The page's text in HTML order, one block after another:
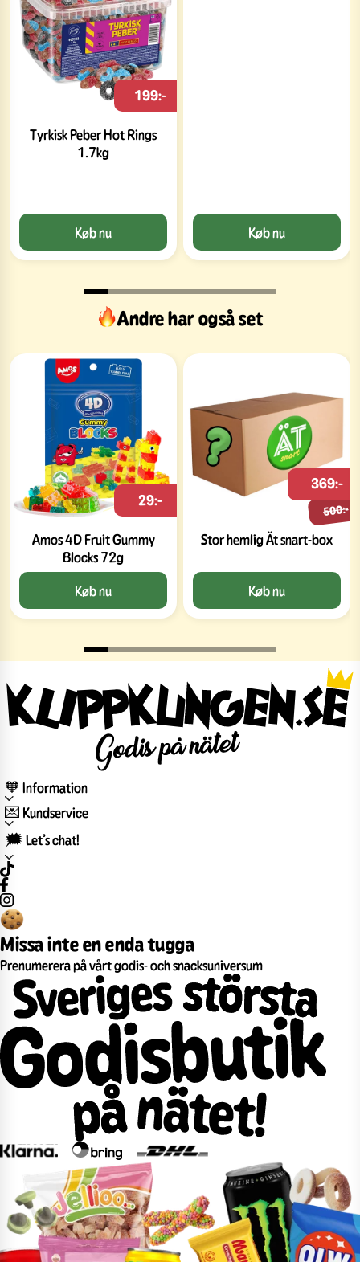
Tyrkisk Peber Hot Rings
1.7kg
199:-
Køb nu Køb nu
Andre har også set
Amos 4D Fruit Gummy
Blocks 72g
29:-
Køb nu
Stor hemlig Ät snart-box
500:-
369:-
Køb nu
🧡 Information
💌 Kundservice
🗯️ Let’s chat!
Missa inte en enda tugga
Prenumerera på vårt godis- och snacksuniversum